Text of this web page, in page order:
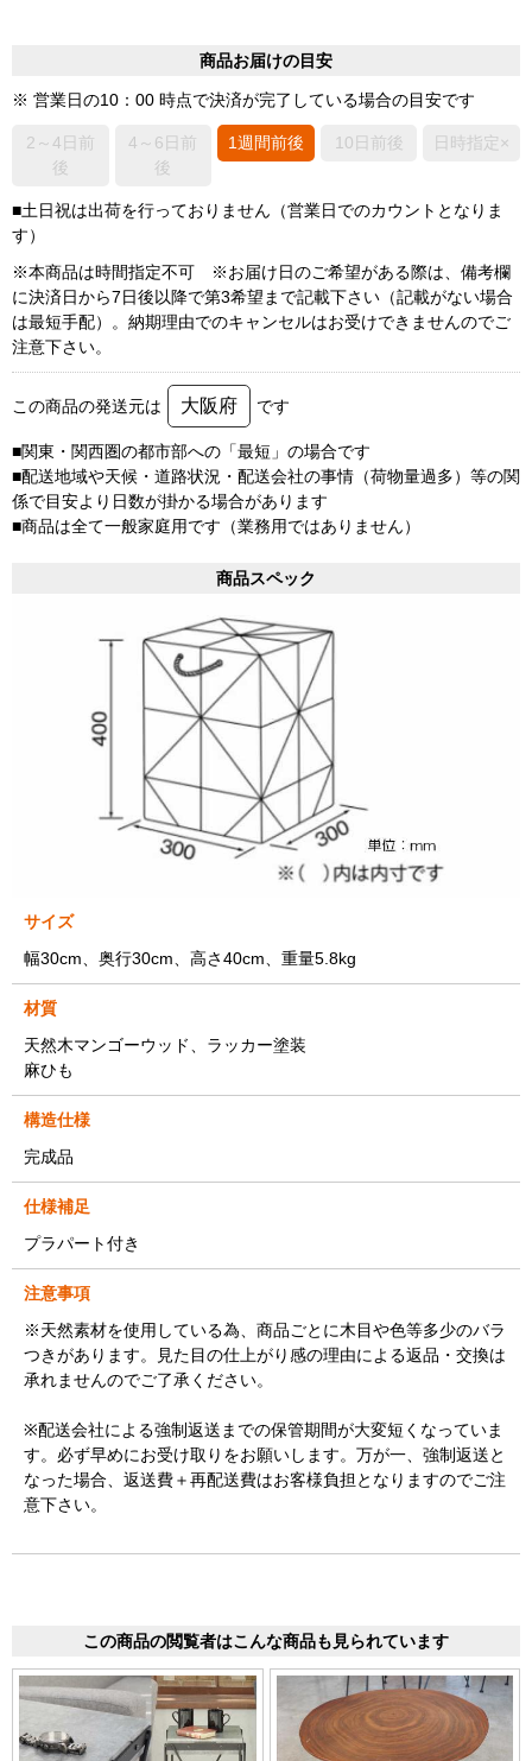
商品お届けの目安
※ 営業日の10：00 時点で決済が完了している場合の目安です
2～4日前
後
4～6日前
後
1週間前後 10日前後 日時指定×
■土日祝は出荷を行っておりません（営業日でのカウントとなりま
す）
※本商品は時間指定不可 ※お届け日のご希望がある際は、備考欄
に決済日から7日後以降で第3希望まで記載下さい（記載がない場合
は最短手配）。納期理由でのキャンセルはお受けできませんのでご
注意下さい。
この商品の発送元は 大阪府 です
■関東・関西圏の都市部への「最短」の場合です
■配送地域や天候・道路状況・配送会社の事情（荷物量過多）等の関
係で目安より日数が掛かる場合があります
■商品は全て一般家庭用です（業務用ではありません）
商品スペック
サイズ
幅30cm、奥行30cm、高さ40cm、重量5.8kg
材質
天然木マンゴーウッド、ラッカー塗装
麻ひも
構造仕様
完成品
仕様補足
プラパート付き
注意事項
※天然素材を使用している為、商品ごとに木目や色等多少のバラ
つきがあります。見た目の仕上がり感の理由による返品・交換は
承れませんのでご了承ください。
※配送会社による強制返送までの保管期間が大変短くなっていま
す。必ず早めにお受け取りをお願いします。万が一、強制返送と
なった場合、返送費＋再配送費はお客様負担となりますのでご注
意下さい。
この商品の閲覧者はこんな商品も見られています